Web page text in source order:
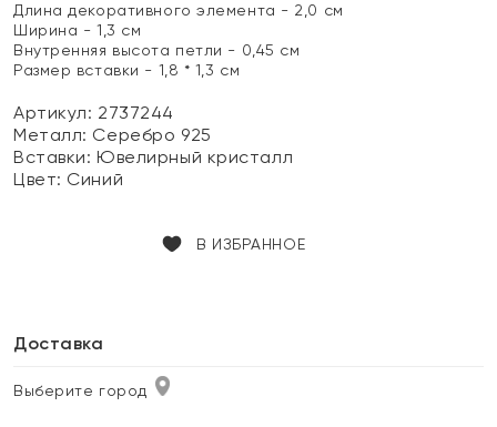
Длина декоративного элемента - 2,0 см
Ширина - 1,3 см
Внутренняя высота петли - 0,45 см
Размер вставки - 1,8 * 1,3 см
Артикул: 2737244
Металл: Серебро 925
Вставки:Ювелирный кристалл
Цвет: Синий
В ИЗБРАННОЕ
Доставка
Выберите город